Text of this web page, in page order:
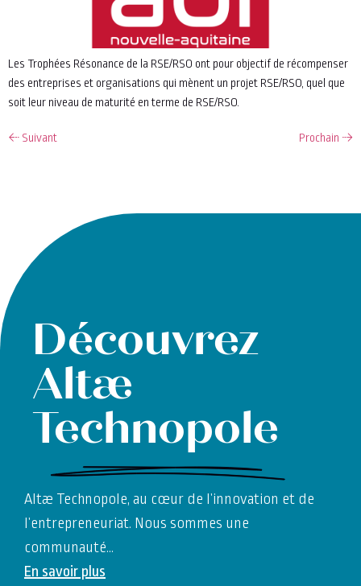
Les Trophées Résonance de la RSE/RSO ont pour objectif de récompenser
des entreprises et organisations qui mènent un projet RSE/RSO, quel que
soit leur niveau de maturité en terme de RSE/RSO.
← Suivant Prochain →
Découvrez
Altæ
Technopole
Altæ Technopole, au cœur de l’innovation et de
l’entrepreneuriat. Nous sommes une
communauté…
En savoir plus